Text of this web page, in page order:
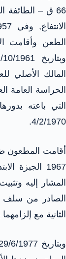
66 ق – الطائفة
الطعن وأقامت
الحراسة العامة
التي باعته
4/2/1970.
1967
المشار إليه
الصادر من سلف
الثانية مع